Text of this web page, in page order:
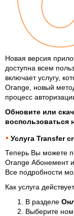
Новая версия
доступна всем
включает услугу,
Orange, новый
процесс
Обновите или
Услуга Transfer
Теперь Вы можете
Orange Абонемент
Все подробности
Как услуга
В разделе
Выберите